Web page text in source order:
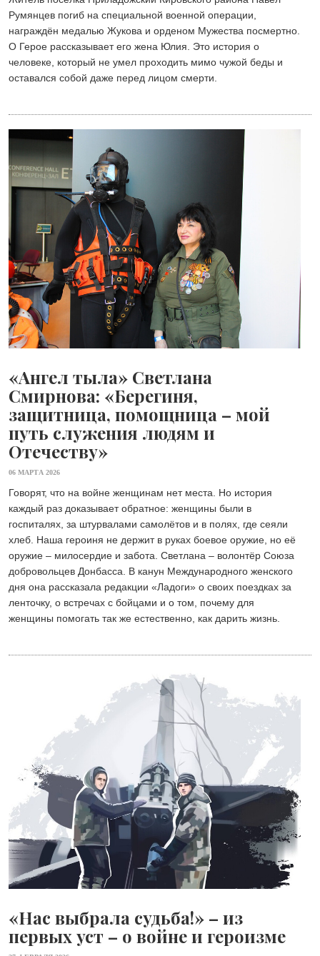
Румянцев погиб на специальной военной операции,
награждён медалью Жукова и орденом Мужества посмертно.
О Герое рассказывает его жена Юлия. Это история о
человеке, который не умел проходить мимо чужой беды и
оставался собой даже перед лицом смерти.
«Ангел тыла» Светлана
Смирнова: «Берегиня,
защитница, помощница – мой
путь служения людям и
Отечеству»
06 МАРТА 2026
Говорят, что на войне женщинам нет места. Но история
каждый раз доказывает обратное: женщины были в
госпиталях, за штурвалами самолётов и в полях, где сеяли
хлеб. Наша героиня не держит в руках боевое оружие, но её
оружие – милосердие и забота. Светлана – волонтёр Союза
добровольцев Донбасса. В канун Международного женского
дня она рассказала редакции «Ладоги» о своих поездках за
ленточку, о встречах с бойцами и о том, почему для
женщины помогать так же естественно, как дарить жизнь.
«Нас выбрала судьба!» – из
первых уст – о войне и героизме